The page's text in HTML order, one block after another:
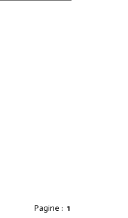
Pagine : 1